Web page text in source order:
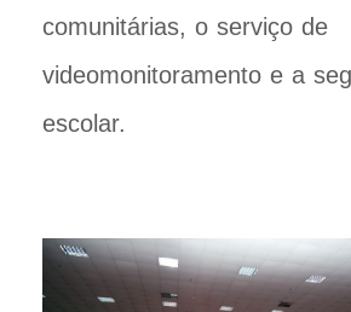
comunitárias, o serviço de
videomonitoramento e a
escolar.